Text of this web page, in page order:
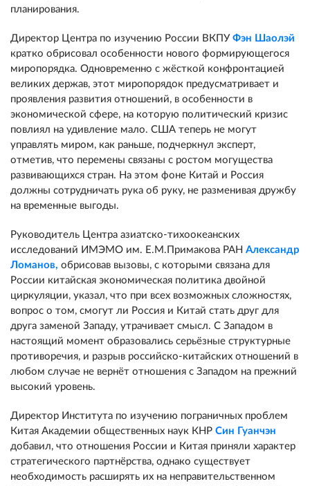
планирования.
Директор Центра по изучению России ВКПУ Фэн Шаолэй
кратко обрисовал особенности нового формирующегося
миропорядка. Одновременно с жёсткой конфронтацией
великих держав, этот миропорядок предусматривает и
проявления развития отношений, в особенности в
экономической сфере, на которую политический кризис
повлиял на удивление мало. США теперь не могут
управлять миром, как раньше, подчеркнул эксперт,
отметив, что перемены связаны с ростом могущества
развивающихся стран. На этом фоне Китай и Россия
должны сотрудничать рука об руку, не разменивая дружбу
на временные выгоды.
Руководитель Центра азиатско-тихоокеанских
исследований ИМЭМО им. Е.М.Примакова РАН Александр
Ломанов, обрисовав вызовы, с которыми связана для
России китайская экономическая политика двойной
циркуляции, указал, что при всех возможных сложностях,
вопрос о том, смогут ли Россия и Китай стать друг для
друга заменой Западу, утрачивает смысл. С Западом в
настоящий момент образовались серьёзные структурные
противоречия, и разрыв российско-китайских отношений в
любом случае не вернёт отношения с Западом на прежний
высокий уровень.
Директор Института по изучению пограничных проблем
Китая Академии общественных наук КНР Син Гуанчэн
добавил, что отношения России и Китая приняли характер
стратегического партнёрства, однако существует
необходимость расширять их на неправительственном